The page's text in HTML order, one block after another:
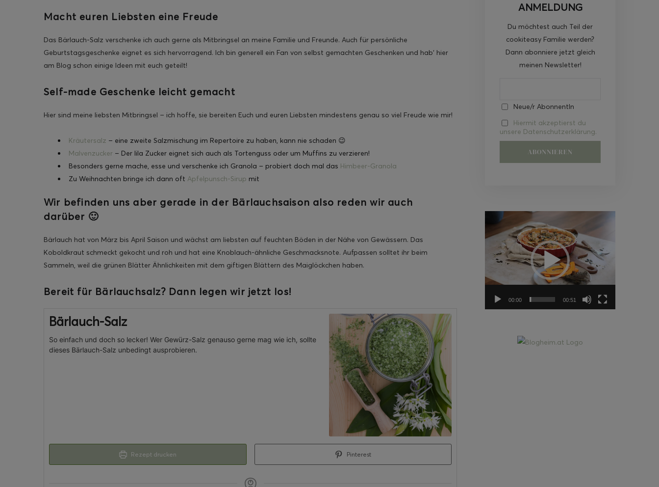
Macht euren Liebsten eine Freude
Das Bärlauch-Salz verschenke ich auch gerne als Mitbringsel an meine Familie und Freunde. Auch für persönliche
Geburtstagsgeschenke eignet es sich hervorragend. Ich bin generell ein Fan von selbst gemachten Geschenken und hab‘ hier
am Blog schon einige Ideen mit euch geteilt!
Self-made Geschenke leicht gemacht
Hier sind meine liebsten Mitbringsel – ich hoffe, sie bereiten Euch und euren Liebsten mindestens genau so viel Freude wie mir!
Kräutersalz – eine zweite Salzmischung im Repertoire zu haben, kann nie schaden 😉
Malvenzucker – Der lila Zucker eignet sich auch als Tortenguss oder um Muffins zu verzieren!
Besonders gerne mache, esse und verschenke ich Granola – probiert doch mal das Himbeer-Granola
Zu Weihnachten bringe ich dann oft Apfelpunsch-Sirup mit
Wir befinden uns aber gerade in der Bärlauchsaison also reden wir auch
darüber 🙂
Bärlauch hat von März bis April Saison und wächst am liebsten auf feuchten Böden in der Nähe von Gewässern. Das
Koboldkraut schmeckt gekocht und roh und hat eine Knoblauch-ähnliche Geschmacksnote. Aufpassen solltet ihr beim
Sammeln, weil die grünen Blätter Ähnlichkeiten mit dem giftigen Blättern des Maiglöckchen haben.
Bereit für Bärlauchsalz? Dann legen wir jetzt los!
Bärlauch-Salz
So einfach und doch so lecker! Wer Gewürz-Salz genauso gerne mag wie ich, sollte
dieses Bärlauch-Salz unbedingt ausprobieren.
Rezept drucken Pinterest
ANMELDUNG
Du möchtest auch Teil der
cookiteasy Familie werden?
Dann abonniere jetzt gleich
meinen Newsletter!
Neue/r AbonnentIn
Hiermit akzeptierst du
unsere Datenschutzerklärung.
Video-
Player
00:00 00:51